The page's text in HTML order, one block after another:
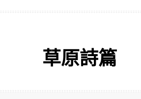
草原詩篇